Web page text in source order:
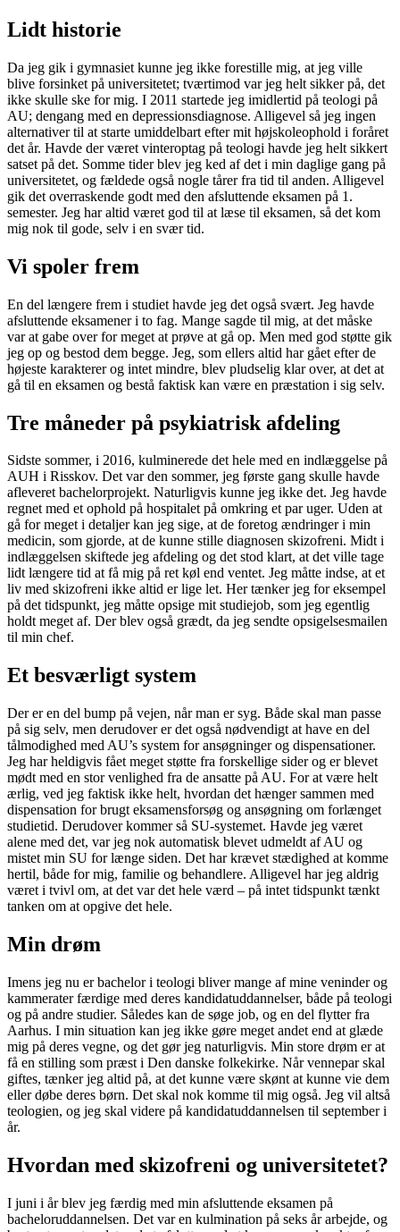
Lidt historie
Da jeg gik i gymnasiet kunne jeg ikke forestille mig, at jeg ville
blive forsinket på universitetet; tværtimod var jeg helt sikker på, det
ikke skulle ske for mig. I 2011 startede jeg imidlertid på teologi på
AU; dengang med en depressionsdiagnose. Alligevel så jeg ingen
alternativer til at starte umiddelbart efter mit højskoleophold i foråret
det år. Havde der været vinteroptag på teologi havde jeg helt sikkert
satset på det. Somme tider blev jeg ked af det i min daglige gang på
universitetet, og fældede også nogle tårer fra tid til anden. Alligevel
gik det overraskende godt med den afsluttende eksamen på 1.
semester. Jeg har altid været god til at læse til eksamen, så det kom
mig nok til gode, selv i en svær tid.
Vi spoler frem
En del længere frem i studiet havde jeg det også svært. Jeg havde
afsluttende eksamener i to fag. Mange sagde til mig, at det måske
var at gabe over for meget at prøve at gå op. Men med god støtte gik
jeg op og bestod dem begge. Jeg, som ellers altid har gået efter de
højeste karakterer og intet mindre, blev pludselig klar over, at det at
gå til en eksamen og bestå faktisk kan være en præstation i sig selv.
Tre måneder på psykiatrisk afdeling
Sidste sommer, i 2016, kulminerede det hele med en indlæggelse på
AUH i Risskov. Det var den sommer, jeg første gang skulle havde
afleveret bachelorprojekt. Naturligvis kunne jeg ikke det. Jeg havde
regnet med et ophold på hospitalet på omkring et par uger. Uden at
gå for meget i detaljer kan jeg sige, at de foretog ændringer i min
medicin, som gjorde, at de kunne stille diagnosen skizofreni. Midt i
indlæggelsen skiftede jeg afdeling og det stod klart, at det ville tage
lidt længere tid at få mig på ret køl end ventet. Jeg måtte indse, at et
liv med skizofreni ikke altid er lige let. Her tænker jeg for eksempel
på det tidspunkt, jeg måtte opsige mit studiejob, som jeg egentlig
holdt meget af. Der blev også grædt, da jeg sendte opsigelsesmailen
til min chef.
Et besværligt system
Der er en del bump på vejen, når man er syg. Både skal man passe
på sig selv, men derudover er det også nødvendigt at have en del
tålmodighed med AU’s system for ansøgninger og dispensationer.
Jeg har heldigvis fået meget støtte fra forskellige sider og er blevet
mødt med en stor venlighed fra de ansatte på AU. For at være helt
ærlig, ved jeg faktisk ikke helt, hvordan det hænger sammen med
dispensation for brugt eksamensforsøg og ansøgning om forlænget
studietid. Derudover kommer så SU-systemet. Havde jeg været
alene med det, var jeg nok automatisk blevet udmeldt af AU og
mistet min SU for længe siden. Det har krævet stædighed at komme
hertil, både for mig, familie og behandlere. Alligevel har jeg aldrig
været i tvivl om, at det var det hele værd – på intet tidspunkt tænkt
tanken om at opgive det hele.
Min drøm
Imens jeg nu er bachelor i teologi bliver mange af mine veninder og
kammerater færdige med deres kandidatuddannelser, både på teologi
og på andre studier. Således kan de søge job, og en del flytter fra
Aarhus. I min situation kan jeg ikke gøre meget andet end at glæde
mig på deres vegne, og det gør jeg naturligvis. Min store drøm er at
få en stilling som præst i Den danske folkekirke. Når vennepar skal
giftes, tænker jeg altid på, at det kunne være skønt at kunne vie dem
eller døbe deres børn. Det skal nok komme til mig også. Jeg vil altså
teologien, og jeg skal videre på kandidatuddannelsen til september i
år.
Hvordan med skizofreni og universitetet?
I juni i år blev jeg færdig med min afsluttende eksamen på
bacheloruddannelsen. Det var en kulmination på seks år arbejde, og